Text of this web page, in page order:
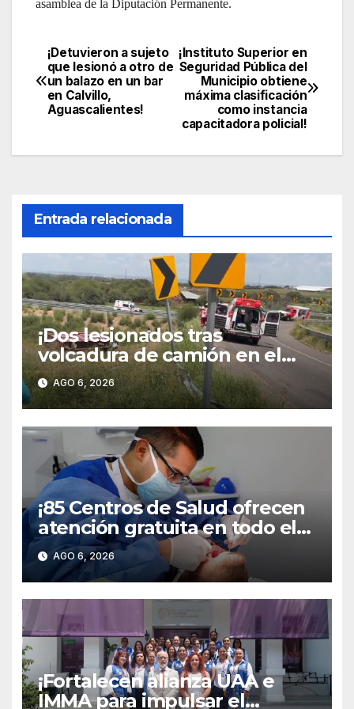
asamblea de la Diputación Permanente.
Navegación
de
entradas
¡Instituto Superior en
Seguridad Pública del
Municipio obtiene
máxima clasificación
como instancia
capacitadora policial!
¡Detuvieron a sujeto
que lesionó a otro de
un balazo en un bar
en Calvillo,
Aguascalientes!
Entrada relacionada
¡Dos lesionados tras
volcadura de camión en el
libramiento carretero
poniente!
AGO 6, 2026
¡85 Centros de Salud ofrecen
atención gratuita en todo el
territorio estatal!
AGO 6, 2026
¡Fortalecen alianza UAA e
IMMA para impulsar el